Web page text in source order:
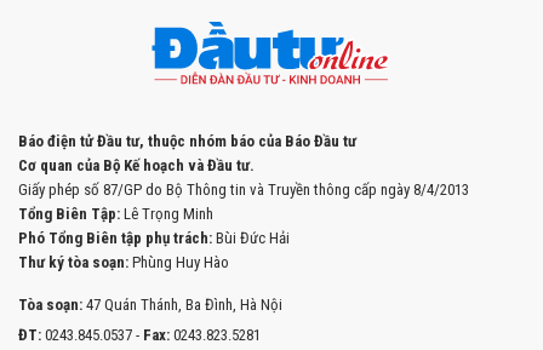
Báo điện tử Đầu tư, thuộc nhóm báo của Báo Đầu tư
Cơ quan của Bộ Kế hoạch và Đầu tư.
Giấy phép số 87/GP do Bộ Thông tin và Truyền thông cấp ngày 8/4/2013
Tổng Biên Tập: Lê Trọng Minh
Phó Tổng Biên tập phụ trách: Bùi Đức Hải
Thư ký tòa soạn: Phùng Huy Hào
Tòa soạn: 47 Quán Thánh, Ba Đình, Hà Nội
ĐT: 0243.845.0537 - Fax: 0243.823.5281